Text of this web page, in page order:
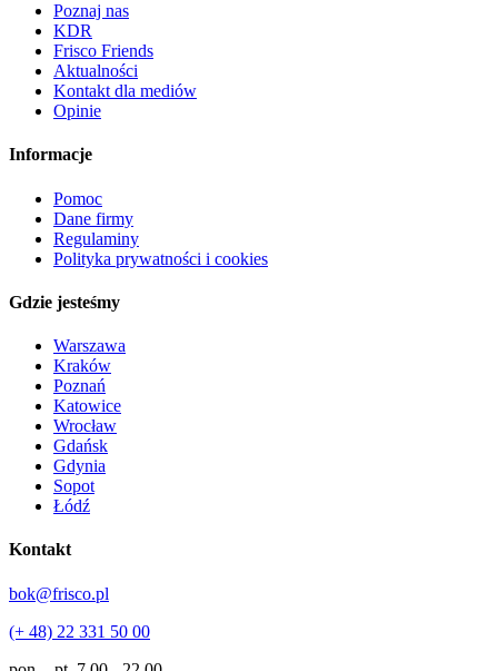
Poznaj nas
KDR
Frisco Friends
Aktualności
Kontakt dla mediów
Opinie
Informacje
Pomoc
Dane firmy
Regulaminy
Polityka prywatności i cookies
Gdzie jesteśmy
Warszawa
Kraków
Poznań
Katowice
Wrocław
Gdańsk
Gdynia
Sopot
Łódź
Kontakt
bok@frisco.pl
(+ 48) 22 331 50 00